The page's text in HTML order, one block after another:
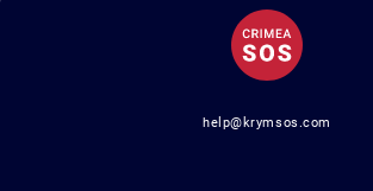
help@krymsos.com